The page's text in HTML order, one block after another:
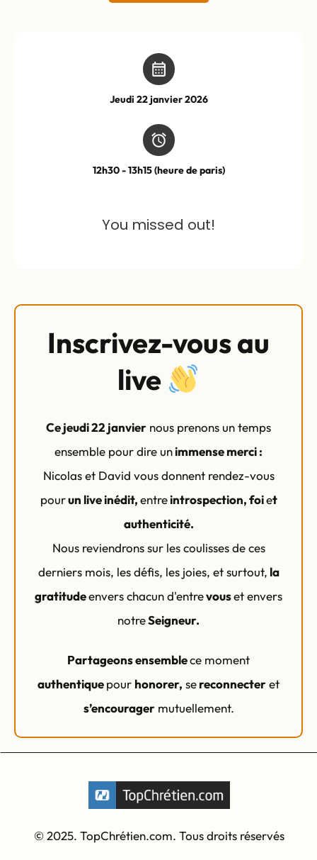
Jeudi 22 janvier 2026
12h30 - 13h15 (heure de paris)
You missed out!
Inscrivez-vous au
live
Ce jeudi 22 janvier nous prenons un temps
ensemble pour dire unimmense merci :
Nicolas et David vous donnent rendez-vous
pourun live inédit,entreintrospection, foiet
authenticité.
Nous reviendrons sur les coulisses de ces
derniers mois, les défis, les joies, et surtout, la
gratitudeenvers chacun d'entrevouset envers
notreSeigneur.
Partageons ensemblece moment
authentiquepour honorer, sereconnecteret
s’encouragermutuellement.
© 2025. TopChrétien.com. Tous droits réservés